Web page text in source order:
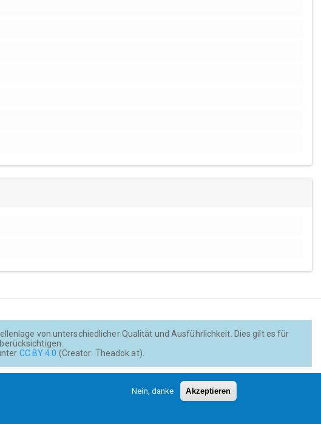
von unterschiedlicher Qualität und Ausführlichkeit. Dies gilt es für
CC BY 4.0 (Creator: Theadok.at).
Barrierefreiheit
Nein, danke Akzeptieren